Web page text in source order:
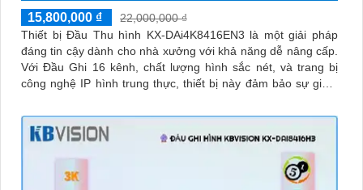
15,800,000 ₫
22,000,000 ₫
Thiết bị Đầu Thu hình KX-DAi4K8416EN3 là một giải pháp
đáng tin cậy dành cho nhà xưởng với khả năng dễ nâng cấp.
Với Đầu Ghi 16 kênh, chất lượng hình sắc nét, và trang bị
công nghệ IP hình trung thực, thiết bị này đảm bảo sự giám